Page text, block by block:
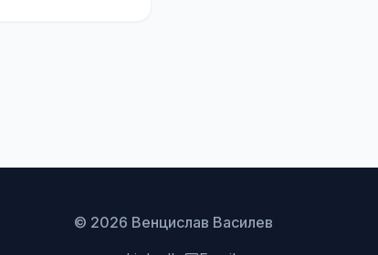
© 2026 Венцислав Василев